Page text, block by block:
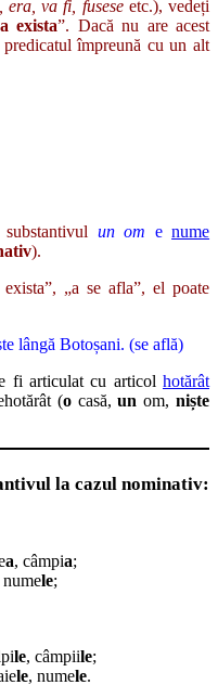
era, va fi, fuseseetc.), vedeți
a exista”. Dacă nu are acest
împreună cu un alt
un om e nume
).
„a se afla”, el poate
lângă Botoșani. (se află)
fi articulat cu articol hotărât
(ocasă,un om,niște
la cazul nominativ:
a, câmpia;
numele;
le, câmpiile;
le, numele.